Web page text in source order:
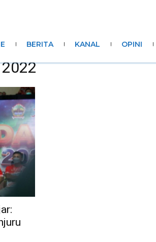
BERITA KANAL OPINI